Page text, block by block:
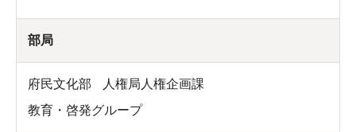
部局
府民文化部
人権局人権企画課
教育・啓発グループ